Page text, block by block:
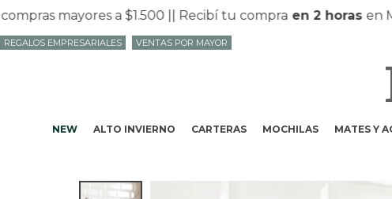
mayores a $1.500 || Recibí tu compraen 2 horasen Mvd
NEW ALTO INVIERNO CARTERAS MOCHILAS MATES Y
REGALOS EMPRESARIALES VENTAS POR MAYOR